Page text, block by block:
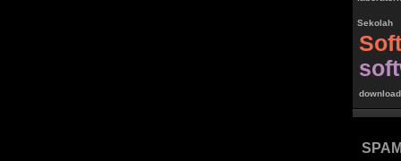
Sekolah